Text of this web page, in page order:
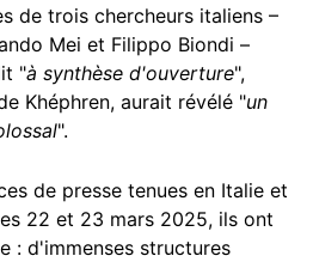
de trois chercheurs italiens –
Mei et Filippo Biondi –
"à synthèse d'ouverture",
Khéphren, aurait révélé "un
".
de presse tenues en Italie et
22 et 23 mars 2025, ils ont
: d'immenses structures